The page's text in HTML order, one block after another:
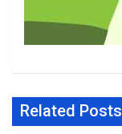
Related Posts